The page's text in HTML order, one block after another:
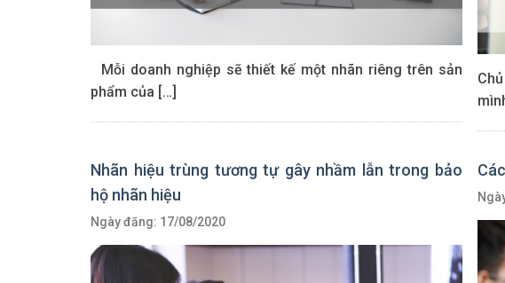
Mỗi doanh nghiệp sẽ thiết kế một nhãn riêng trên sản
phẩm của […]
Nhãn hiệu trùng tương tự gây nhầm lẫn trong bảo
hộ nhãn hiệu
Ngày đăng: 17/08/2020